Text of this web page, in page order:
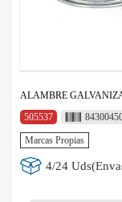
ALAMBRE
505537
Marcas Propias
4/24